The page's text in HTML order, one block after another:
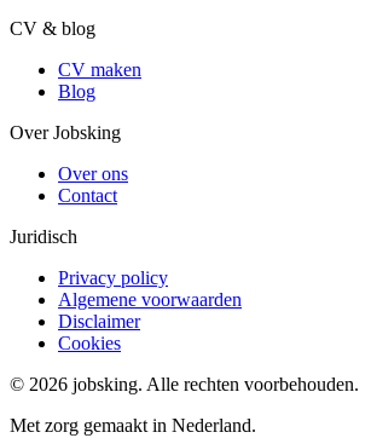
CV & blog
CV maken
Blog
Over Jobsking
Over ons
Contact
Juridisch
Privacy policy
Algemene voorwaarden
Disclaimer
Cookies
© 2026 jobsking. Alle rechten voorbehouden.
Met zorg gemaakt in Nederland.